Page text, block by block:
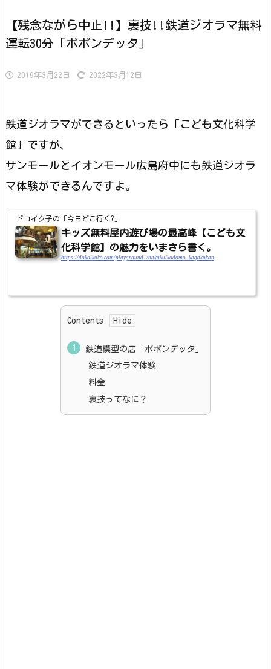
【残念ながら中止!!】裏技!!鉄道ジオラマ無料
運転30分「ポポンデッタ」
2019年3月22日 2022年3月12日
鉄道ジオラマができるといったら「こども文化科学
館」ですが、
サンモールとイオンモール広島府中にも鉄道ジオラ
マ体験ができるんですよ。
ドコイク子の「今日どこ行く?」
キッズ無料屋内遊び場の最高峰【こども文
化科学館】の魅力をいまさら書く。
https://dokoikuko.com/playground1/nakaku/kodomo_kagakukan
Contents
鉄道模型の店「ポポンデッタ」
鉄道ジオラマ体験
料金
裏技ってなに？